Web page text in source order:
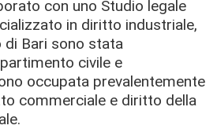
con uno Studio legale
in diritto industriale,
di Bari sono stata
civile e
occupata prevalentemente
commerciale e diritto della